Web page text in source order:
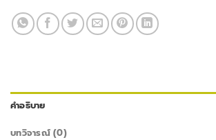
คำอธิบาย
บทวิจารณ์ (0)